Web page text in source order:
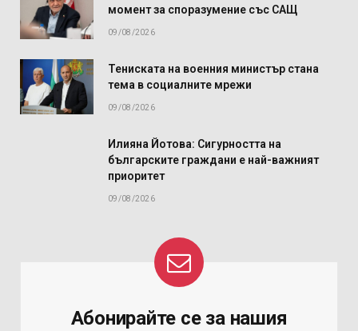
момент за споразумение със САЩ
09/08/2026
Тениската на военния министър стана
тема в социалните мрежи
09/08/2026
Илияна Йотова: Сигурността на
българските граждани е най-важният
приоритет
09/08/2026
Абонирайте се за нашия